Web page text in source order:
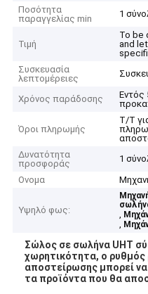
Ποσότητα
παραγγελίας min
1
Τιμή
To be
and
Συσκευασία
λεπτομέρειες
Χρόνος παράδοσης
Εντός
Όροι πληρωμής
T/T
Δυνατότητα
προσφοράς
1
Ονομα
Υψηλό φως: ,
,
Σώλος σε σωλήνα UHT
χωρητικότητα, ο ρυθμός
αποστείρωσης μπορεί
τα προϊόντα που θα